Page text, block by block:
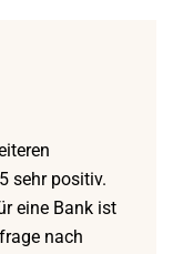
sehr positiv.
eine Bank ist
nach